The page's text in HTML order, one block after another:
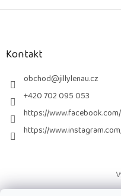
Z
Kontakt
obchod@jillylenau.cz
+420 702 095 053
https://
https://